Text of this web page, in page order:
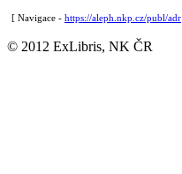
[ Navigace - https://aleph.nkp.cz/publ/adr
© 2012 ExLibris, NK ČR